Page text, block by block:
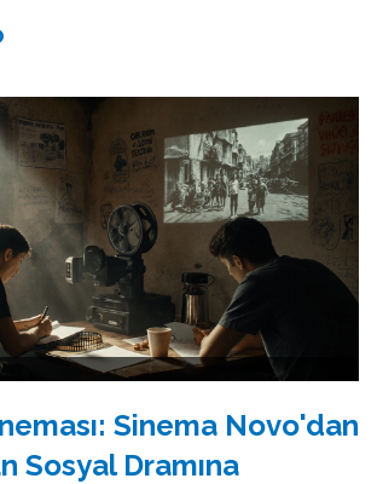
Sinema Novo'dan
Sosyal Dramına